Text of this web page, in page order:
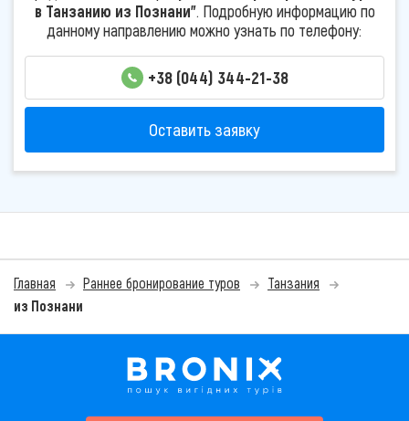
в Танзанию из Познани". Подробную информацию по
данному направлению можно узнать по телефону:
+38 (044) 344-21-38
Оставить заявку
Главная Раннее бронирование туров
Танзания
из Познани